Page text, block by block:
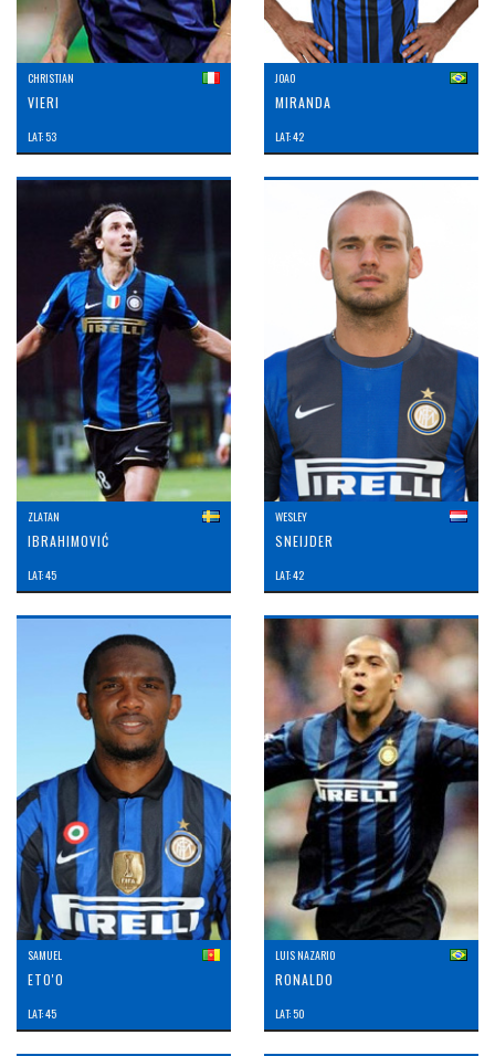
CHRISTIAN
VIERI
LAT: 53
JOAO
MIRANDA
LAT: 42
ZLATAN
IBRAHIMOVIĆ
LAT: 45
WESLEY
SNEIJDER
LAT: 42
SAMUEL
ETO'O
LAT: 45
LUIS NAZARIO
RONALDO
LAT: 50